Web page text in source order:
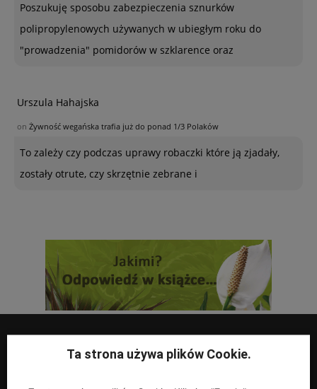
Poszukuję sposobu zabezpieczenia sznurków
polipropylenowych używanych w ubiegłym roku do
"prowadzenia" pomidorów w szklarence oraz
Urszula Hahajska
on Żywność wegańska trafia już do ponad 1/3 Polaków
To zależy czy podczas uprawy robaczki które ją zjadały,
zostały otrute, czy skrzętnie zebrane i
Ta strona używa plików Cookie.